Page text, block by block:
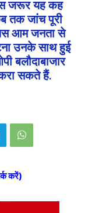
जरूर यह कह
तक जांच पूरी
आम जनता से
उनके साथ हुई
बलौदाबाजार
सकते हैं.
करें)